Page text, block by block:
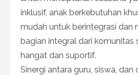
inklusif, anak berkebutuhan
mudah untuk berintegrasi dan
bagian integral dari komunitas
hangat dan suportif.
Sinergi antara guru, siswa, dan